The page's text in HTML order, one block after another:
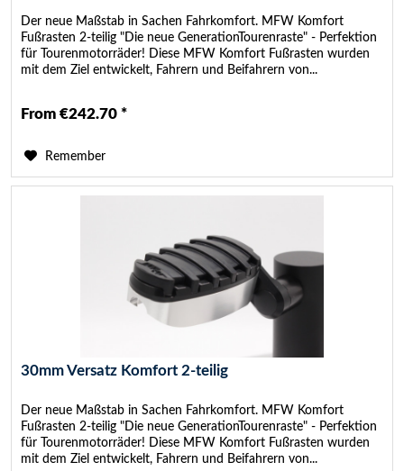
Der neue Maßstab in Sachen Fahrkomfort. MFW Komfort
Fußrasten 2-teilig "Die neue GenerationTourenraste" - Perfektion
für Tourenmotorräder! Diese MFW Komfort Fußrasten wurden
mit dem Ziel entwickelt, Fahrern und Beifahrern von...
From €242.70 *
Remember
30mm Versatz Komfort 2-teilig
Der neue Maßstab in Sachen Fahrkomfort. MFW Komfort
Fußrasten 2-teilig "Die neue GenerationTourenraste" - Perfektion
für Tourenmotorräder! Diese MFW Komfort Fußrasten wurden
mit dem Ziel entwickelt, Fahrern und Beifahrern von...